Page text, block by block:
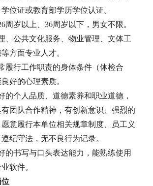
位证或教育部学历学位认证。
周岁以上、36周岁以下，男女不限。
、公共文化服务、物业管理、文体工
方面专业人才。
履行工作职责的身体条件（体检合
好的心理素质。
的个人品质、道德素养和职业道德，
团队合作精神，有创新意识、强烈的
意履行本单位相关规章制度、员工义
纪守法，无不良行为记录。
的书写与口头表达能力，能熟练使用
软件。
位